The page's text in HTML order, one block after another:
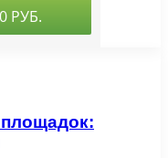
площадок: